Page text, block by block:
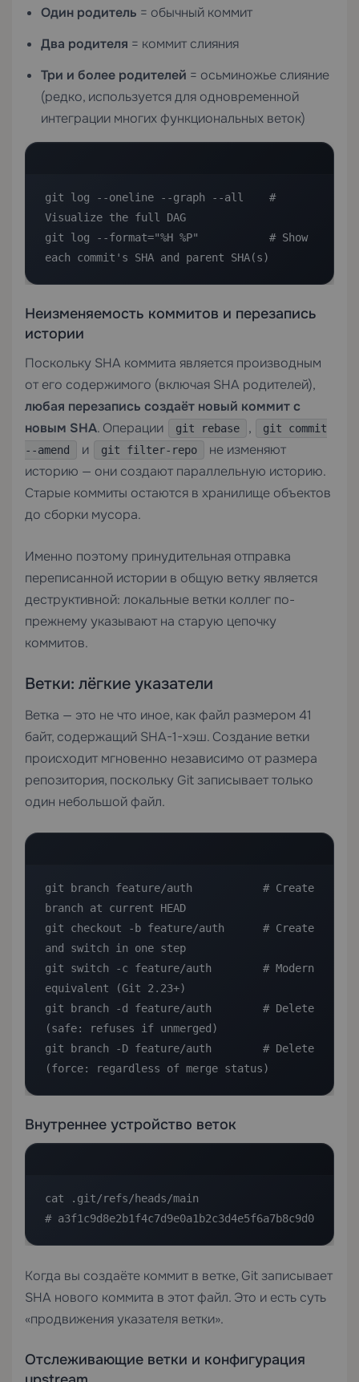
Один родитель = обычный коммит
Два родителя = коммит слияния
Три и более родителей = осьминожье слияние
(редко, используется для одновременной
интеграции многих функциональных веток)
git log --oneline --graph --all    #
Visualize the full DAG
git log --format="%H %P"           # Show
each commit's SHA and parent SHA(s)
Неизменяемость коммитов и перезапись
истории
Поскольку SHA коммита является производным
от его содержимого (включая SHA родителей),
любая перезапись создаёт новый коммит с
новым SHA. Операции git rebase ,
git commit
--amend
и git filter-repo
не изменяют
историю — они создают параллельную историю.
Старые коммиты остаются в хранилище объектов
до сборки мусора.
Именно поэтому принудительная отправка
переписанной истории в общую ветку является
деструктивной: локальные ветки коллег по-
прежнему указывают на старую цепочку
коммитов.
Ветки: лёгкие указатели
Ветка — это не что иное, как файл размером 41
байт, содержащий SHA-1-хэш. Создание ветки
происходит мгновенно независимо от размера
репозитория, поскольку Git записывает только
один небольшой файл.
git branch feature/auth           # Create
branch at current HEAD
git checkout -b feature/auth      # Create
and switch in one step
git switch -c feature/auth        # Modern
equivalent (Git 2.23+)
git branch -d feature/auth        # Delete
(safe: refuses if unmerged)
git branch -D feature/auth        # Delete
(force: regardless of merge status)
Внутреннее устройство веток
cat .git/refs/heads/main
# a3f1c9d8e2b1f4c7d9e0a1b2c3d4e5f6a7b8c9d0
Когда вы создаёте коммит в ветке, Git записывает
SHA нового коммита в этот файл. Это и есть суть
«продвижения указателя ветки».
Отслеживающие ветки и конфигурация